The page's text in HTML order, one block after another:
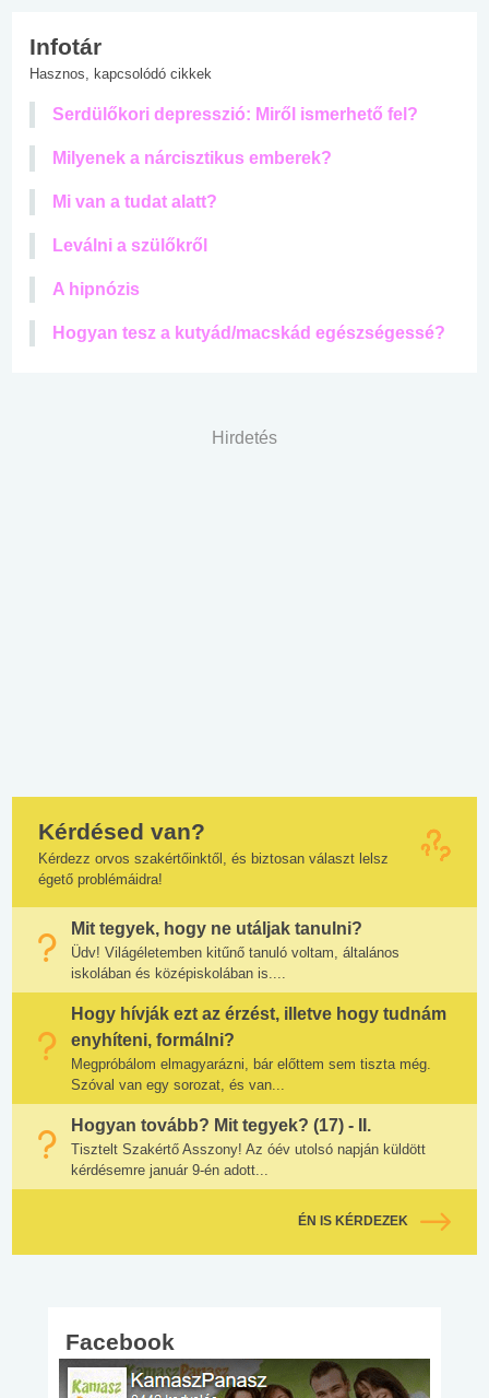
Infotár
Hasznos, kapcsolódó cikkek
Serdülőkori depresszió: Miről ismerhető fel?
Milyenek a nárcisztikus emberek?
Mi van a tudat alatt?
Leválni a szülőkről
A hipnózis
Hogyan tesz a kutyád/macskád egészségessé?
Hirdetés
Kérdésed van?
Kérdezz orvos szakértőinktől, és biztosan választ lelsz
égető problémáidra!
Mit tegyek, hogy ne utáljak tanulni?
Üdv! Világéletemben kitűnő tanuló voltam, általános
iskolában és középiskolában is....
Hogy hívják ezt az érzést, illetve hogy tudnám
enyhíteni, formálni?
Megpróbálom elmagyarázni, bár előttem sem tiszta még.
Szóval van egy sorozat, és van...
Hogyan tovább? Mit tegyek? (17) - II.
Tisztelt Szakértő Asszony! Az óév utolsó napján küldött
kérdésemre január 9-én adott...
ÉN IS KÉRDEZEK
Facebook